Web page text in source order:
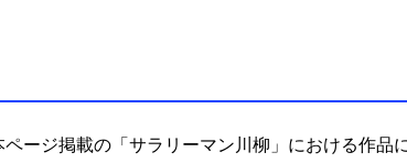
ージ掲載の「サラリーマン川柳」における作